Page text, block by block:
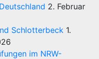
2. Februar
Schlotterbeck 1.
im NRW-